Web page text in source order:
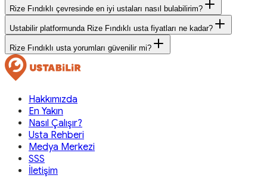
Rize Fındıklı çevresinde en iyi ustaları nasıl bulabilirim?
Ustabilir platformunda Rize Fındıklı usta fiyatları ne kadar?
Rize Fındıklı usta yorumları güvenilir mi?
Hakkımızda
En Yakın
Nasıl Çalışır?
Usta Rehberi
Medya Merkezi
SSS
İletişim